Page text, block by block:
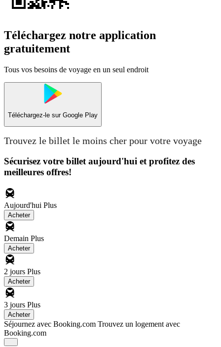
Téléchargez notre application
gratuitement
Tous vos besoins de voyage en un seul endroit
Téléchargez-le sur Google Play
Trouvez le billet le moins cher pour votre voyage
Sécurisez votre billet aujourd'hui et profitez des
meilleures offres!
Aujourd'hui Plus
Acheter
Demain Plus
Acheter
2 jours Plus
Acheter
3 jours Plus
Acheter
Séjournez avec Booking.com Trouvez un logement avec
Booking.com